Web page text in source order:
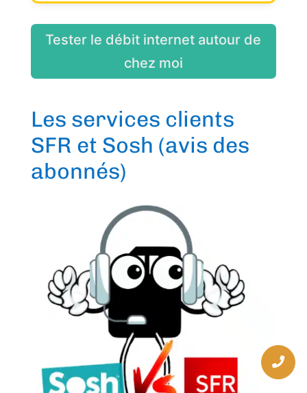
Tester le débit internet autour de
chez moi
Les services clients
SFR et Sosh (avis des
abonnés)